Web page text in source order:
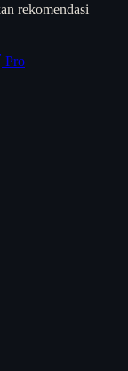
rekomendasi
Pro